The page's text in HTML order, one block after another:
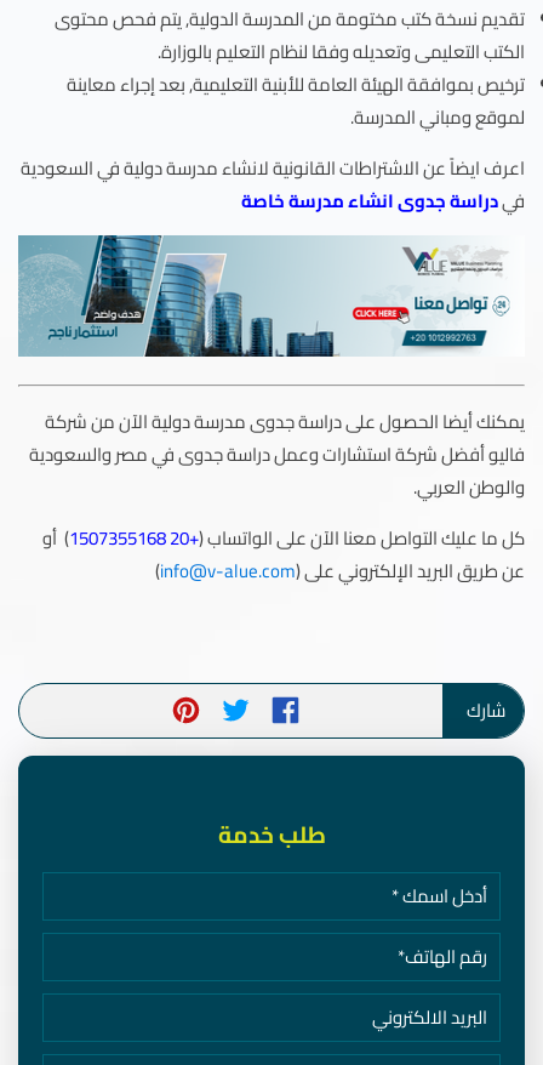
تقديم نسخة كتب مختومة من المدرسة الدولية, يتم فحص محتوى
الكتب التعليمى وتعديله وفقا لنظام التعليم بالوزارة.
ترخيص بموافقة الهيئة العامة للأبنية التعليمية, بعد إجراء معاينة
لموقع ومباني المدرسة.
اعرف ايضاً عن الاشتراطات القانونية لانشاء مدرسة دولية في السعودية
فيدراسة جدوى انشاء مدرسة خاصة
يمكنك أيضا الحصول على دراسة جدوى مدرسة دولية الآن من شركة
فاليو أفضل شركة استشارات وعمل دراسة جدوى في مصر والسعودية
والوطن العربي.
كل ما عليك التواصل معنا الآن على الواتساب (+20 1507355168
) أو
عن طريق البريد الإلكتروني على (info@v-alue.com
)
شارك
طلب خدمة